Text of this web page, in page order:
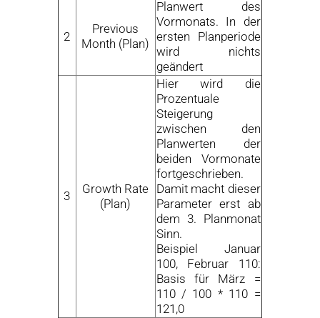
2
Previous
Month (Plan)
Planwert des
Vormonats. In der
ersten Planperiode
wird nichts
geändert
3
Growth Rate
(Plan)
Hier wird die
Prozentuale
Steigerung
zwischen den
Planwerten der
beiden Vormonate
fortgeschrieben.
Damit macht dieser
Parameter erst ab
dem 3. Planmonat
Sinn.
Beispiel Januar
100, Februar 110:
Basis für März =
110 / 100 * 110 =
121,0